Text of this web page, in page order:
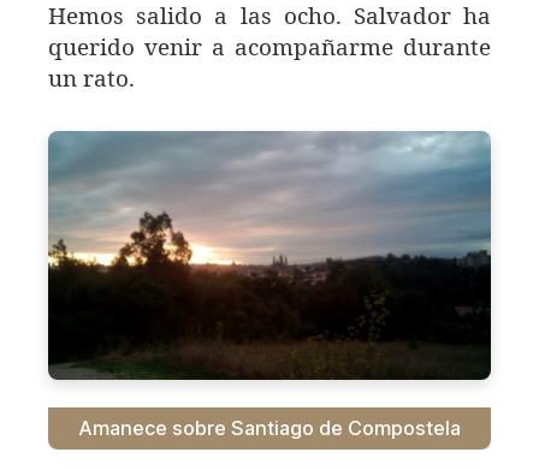
Hemos salido a las ocho. Salvador ha
querido venir a acompañarme durante
un rato.
Amanece sobre Santiago de Compostela